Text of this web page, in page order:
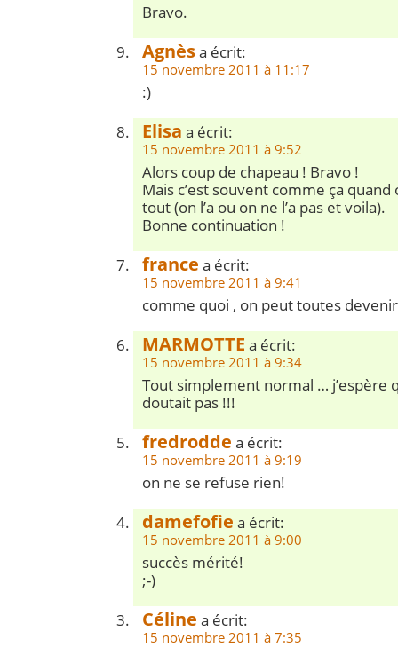
Bravo.
Agnèsa écrit:
15 novembre 2011 à 11:17
:)
Elisa a écrit:
15 novembre 2011 à 9:52
Alors coup de chapeau ! Bravo !
Mais c’est souvent comme ça quand
tout (on l’a ou on ne l’a pas et voila).
Bonne continuation !
france a écrit:
15 novembre 2011 à 9:41
comme quoi , on peut toutes
MARMOTTE a écrit:
15 novembre 2011 à 9:34
Tout simplement normal … j’espère
doutait pas !!!
fredrodde a écrit:
15 novembre 2011 à 9:19
on ne se refuse rien!
damefofie a écrit:
15 novembre 2011 à 9:00
succès mérité!
;-)
Céline a écrit:
15 novembre 2011 à 7:35